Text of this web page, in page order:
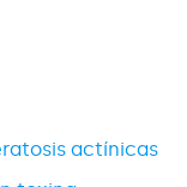
actínicas